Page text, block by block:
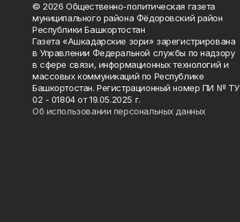
© 2026 Общественно-политическая газета
муниципального района Фёдоровский район
Республики Башкортостан
Газета «Ашкадарские зори» зарегистрирована
в Управлении Федеральной службы по надзору
в сфере связи, информационных технологий и
массовых коммуникаций по Республике
Башкортостан. Регистрационный номер ПИ № ТУ
02 - 01804 от 19.05.2025 г.
Об использовании персональных данных